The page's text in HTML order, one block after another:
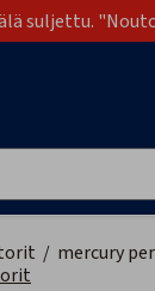
suljettu.
/ mercury